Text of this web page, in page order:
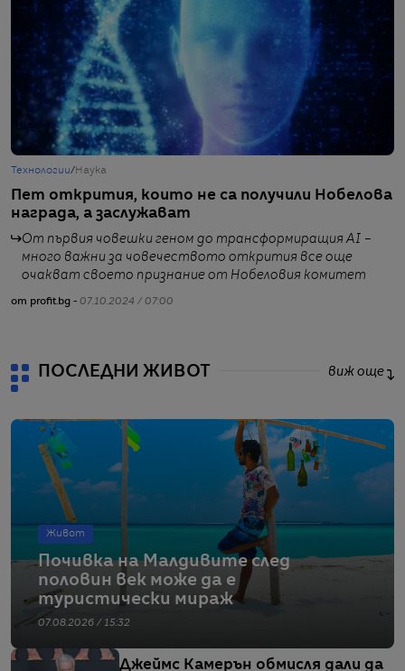
Технологии/Наука
Пет открития, които не са получили Нобелова
награда, а заслужават
От първия човешки геном до трансформиращия AI –
много важни за човечеството открития все още
очакват своето признание от Нобеловия комитет
от profit.bg - 07.10.2024 / 07:00
ПОСЛЕДНИ ЖИВОТ виж още
Живот
Почивка на Малдивите след
половин век може да е
туристически мираж
07.08.2026 / 15:32
Джеймс Камерън обмисля дали да